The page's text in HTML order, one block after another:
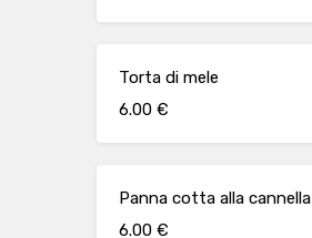
Torta di mele
6.00 €
Panna cotta alla cannella
6.00 €